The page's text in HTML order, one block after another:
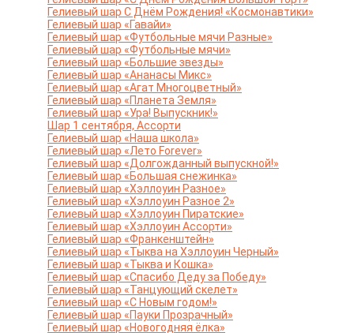
Гелиевый шар С Днём Рождения! «Космонавтики»
Гелиевый шар «Гавайи»
Гелиевый шар «Футбольные мячи Разные»
Гелиевый шар «Футбольные мячи»
Гелиевый шар «Большие звезды»
Гелиевый шар «Ананасы Микс»
Гелиевый шар «Агат Многоцветный»
Гелиевый шар «Планета Земля»
Гелиевый шар «Ура! Выпускник!»
Шар 1 сентября, Ассорти
Гелиевый шар «Наша школа»
Гелиевый шар «Лето Forever»
Гелиевый шар «Долгожданный выпускной!»
Гелиевый шар «Большая снежинка»
Гелиевый шар «Хэллоуин Разное»
Гелиевый шар «Хэллоуин Разное 2»
Гелиевый шар «Хэллоуин Пиратские»
Гелиевый шар «Хэллоуин Ассорти»
Гелиевый шар «Франкенштейн»
Гелиевый шар «Тыква на Хэллоуин Черный»
Гелиевый шар «Тыква и Кошка»
Гелиевый шар «Спасибо Деду за Победу»
Гелиевый шар «Танцующий скелет»
Гелиевый шар «С Новым годом!»
Гелиевый шар «Пауки Прозрачный»
Гелиевый шар «Новогодняя ёлка»